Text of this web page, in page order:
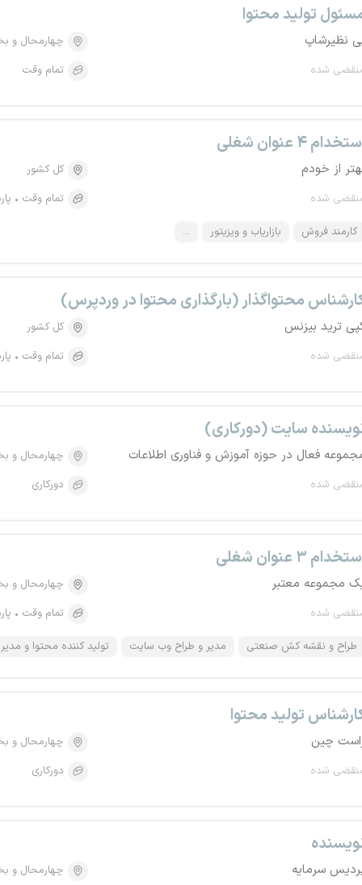
تولید محتوا
نظیرشاپ
شده
چهارمحال و
تمام وقت
۴ عنوان شغلی
از خودم
شده
کل کشور
تمام وقت
کارمند فروش بازاریاب و ویزیتور ...
محتوا‌گذار (بارگذاری محتوا در وردپرس)
ترید بیزنس
شده
کل کشور
تمام وقت
سایت (دورکاری)
فعال در حوزه آموزش و فناوری اطلاعات
شده
چهارمحال و
دورکاری
۳ عنوان شغلی
مجموعه معتبر
شده
چهارمحال و
تمام وقت
طراح و نقشه کش صنعتی مدیر و طراح وب سایت تولید کننده محتوا و
تولید محتوا
چین
شده
چهارمحال و
دورکاری
سرمایه چهارمحال و